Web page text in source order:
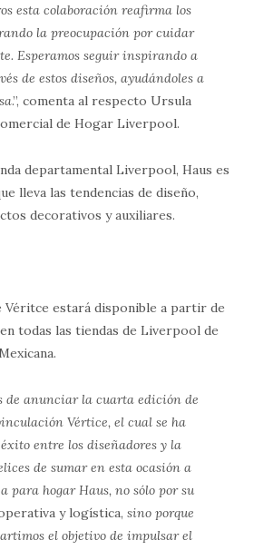
esta colaboración reafirma los
la preocupación por cuidar
Esperamos seguir inspirando a
de estos diseños, ayudándoles a
.”, comenta al respecto Ursula
de Hogar Liverpool.
departamental Liverpool, Haus es
lleva las tendencias de diseño,
decorativos y auxiliares.
Véritce estará disponible a partir de
todas las tiendas de Liverpool de
de anunciar la cuarta edición de
Vértice, el cual se ha
entre los diseñadores y la
de sumar en esta ocasión a
para hogar Haus, no sólo por su
y logística, sino porque
el objetivo de impulsar el